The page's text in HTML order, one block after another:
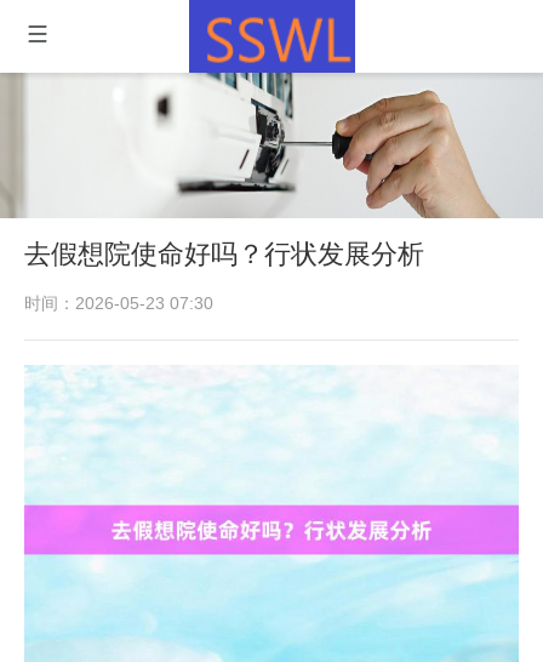
去假想院使命好吗？行状发展分析
时间：2026-05-23 07:30